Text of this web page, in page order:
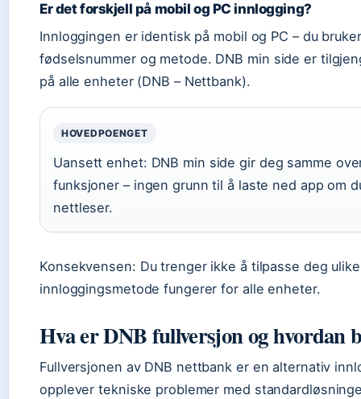
Er det forskjell på mobil og PC innlogging?
Innloggingen er identisk på mobil og PC – du
fødselsnummer og metode. DNB min side er
på alle enheter (DNB – Nettbank).
HOVEDPOENGET
Uansett enhet: DNB min side gir deg samme
funksjoner – ingen grunn til å laste ned app om
nettleser.
Konsekvensen: Du trenger ikke å tilpasse deg
innloggingsmetode fungerer for alle enheter.
Hva er DNB fullversjon og hvordan
Fullversjonen av DNB nettbank er en alternativ
opplever tekniske problemer med